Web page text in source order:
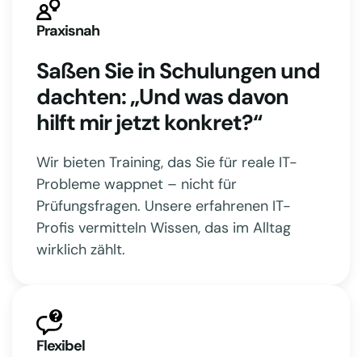
Praxisnah
Saßen Sie in Schulungen und
dachten: „Und was davon
hilft mir jetzt konkret?“
Wir bieten Training, das Sie für reale IT-
Probleme wappnet – nicht für
Prüfungsfragen. Unsere erfahrenen IT-
Profis vermitteln Wissen, das im Alltag
wirklich zählt.
Flexibel